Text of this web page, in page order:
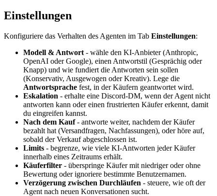
Einstellungen
Konfiguriere das Verhalten des Agenten im Tab Einstellungen:
Modell & Antwort - wähle den KI-Anbieter (Anthropic,
OpenAI oder Google), einen Antwortstil (Gesprächig oder
Knapp) und wie fundiert die Antworten sein sollen
(Konservativ, Ausgewogen oder Kreativ). Lege die
Antwortsprache fest, in der Käufern geantwortet wird.
Eskalation - erhalte eine Discord-DM, wenn der Agent nicht
antworten kann oder einen frustrierten Käufer erkennt, damit
du eingreifen kannst.
Nach dem Kauf- antworte weiter, nachdem der Käufer
bezahlt hat (Versandfragen, Nachfassungen), oder höre auf,
sobald der Verkauf abgeschlossen ist.
Limits - begrenze, wie viele KI-Antworten jeder Käufer
innerhalb eines Zeitraums erhält.
Käuferfilter - überspringe Käufer mit niedriger oder ohne
Bewertung oder ignoriere bestimmte Benutzernamen.
Verzögerung zwischen Durchläufen - steuere, wie oft der
Agent nach neuen Konversationen sucht.